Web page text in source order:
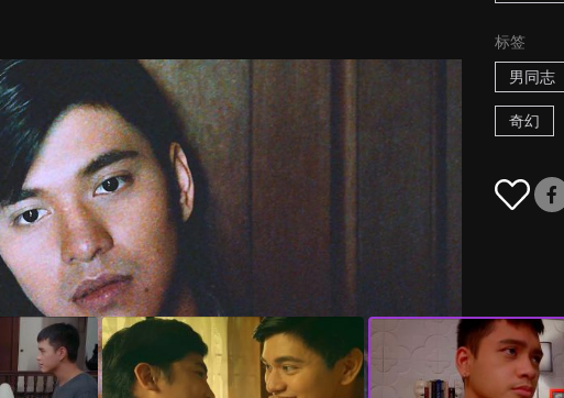
标签
男同志
奇幻